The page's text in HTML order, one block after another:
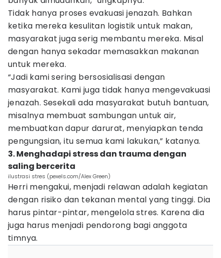
Tidak hanya proses evakuasi jenazah. Bahkan
ketika mereka kesulitan logistik untuk makan,
masyarakat juga serig membantu mereka. Misal
dengan hanya sekadar memasakkan makanan
untuk mereka.
“Jadi kami sering bersosialisasi dengan
masyarakat. Kami juga tidak hanya mengevakuasi
jenazah. Sesekali ada masyarakat butuh bantuan,
misalnya membuat sambungan untuk air,
membuatkan dapur darurat, menyiapkan tenda
pengungsian, itu semua kami lakukan,” katanya.
3. Menghadapi stress dan trauma dengan
saling bercerita
ilustrasi stres (pexels.com/Alex Green)
Herri mengakui, menjadi relawan adalah kegiatan
dengan risiko dan tekanan mental yang tinggi. Dia
harus pintar-pintar, mengelola stres. Karena dia
juga harus menjadi pendorong bagi anggota
timnya.